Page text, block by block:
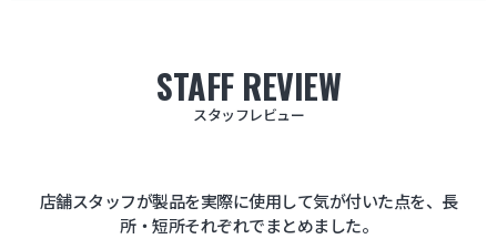
STAFF REVIEW
スタッフレビュー
店舗スタッフが製品を実際に使用して気が付いた点を、長
所・短所それぞれでまとめました。